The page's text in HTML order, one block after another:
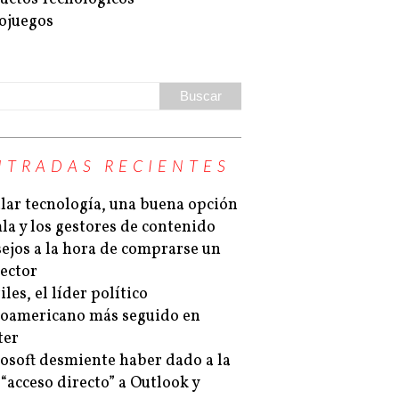
RECIENTES
tecnología, una buena opción
y los gestores de contenido
a la hora de comprarse un
el líder político
más seguido en
desmiente haber dado a la
directo” a Outlook y